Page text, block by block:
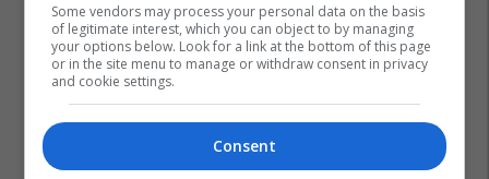
Irani
Some vendors may process your personal data on the basis
of legitimate interest, which you can object to by managing
your options below. Look for a link at the bottom of this page
or in the site menu to manage or withdraw consent in privacy
and cookie settings.
Consent